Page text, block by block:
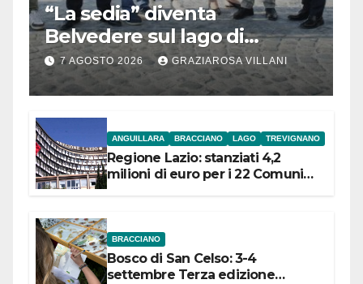
“La sedia” diventa
Belvedere sul lago di
Bracciano: ieri
l’inaugurazione
7 AGOSTO 2026 GRAZIAROSA VILLANI
ANGUILLARA BRACCIANO LAGO TREVIGNANO
Regione Lazio: stanziati 4,2
milioni di euro per i 22 Comuni
BRACCIANO
Bosco di San Celso: 3-4
settembre Terza edizione